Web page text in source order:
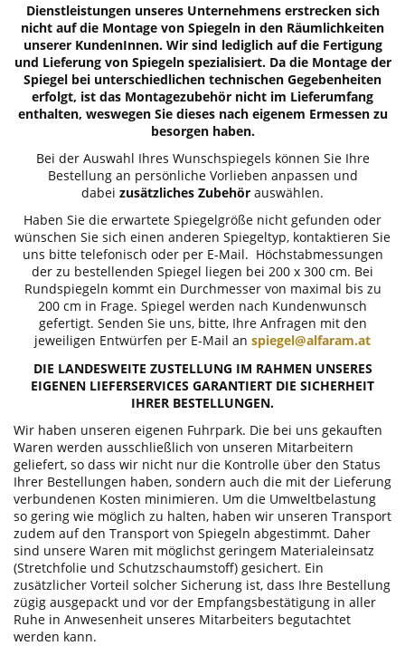
Dienstleistungen unseres Unternehmens erstrecken sich
nicht auf die Montage von Spiegeln in den Räumlichkeiten
unserer KundenInnen. Wir sind lediglich auf die Fertigung
und Lieferung von Spiegeln spezialisiert. Da die Montage der
Spiegel bei unterschiedlichen technischen Gegebenheiten
erfolgt, ist das Montagezubehör nicht im Lieferumfang
enthalten, weswegen Sie dieses nach eigenem Ermessen zu
besorgen haben.
Bei der Auswahl Ihres Wunschspiegels können Sie Ihre
Bestellung an persönliche Vorlieben anpassen und
dabei zusätzliches Zubehör auswählen.
Haben Sie die erwartete Spiegelgröße nicht gefunden oder
wünschen Sie sich einen anderen Spiegeltyp, kontaktieren Sie
uns bitte telefonisch oder per E-Mail. Höchstabmessungen
der zu bestellenden Spiegel liegen bei 200 x 300 cm. Bei
Rundspiegeln kommt ein Durchmesser von maximal bis zu
200 cm in Frage. Spiegel werden nach Kundenwunsch
gefertigt. Senden Sie uns, bitte, Ihre Anfragen mit den
jeweiligen Entwürfen per E-Mail an spiegel@alfaram.at
DIE LANDESWEITE ZUSTELLUNG IM RAHMEN UNSERES
EIGENEN LIEFERSERVICES GARANTIERT DIE SICHERHEIT
IHRER BESTELLUNGEN.
Wir haben unseren eigenen Fuhrpark. Die bei uns gekauften
Waren werden ausschließlich von unseren Mitarbeitern
geliefert, so dass wir nicht nur die Kontrolle über den Status
Ihrer Bestellungen haben, sondern auch die mit der Lieferung
verbundenen Kosten minimieren. Um die Umweltbelastung
so gering wie möglich zu halten, haben wir unseren Transport
zudem auf den Transport von Spiegeln abgestimmt. Daher
sind unsere Waren mit möglichst geringem Materialeinsatz
(Stretchfolie und Schutzschaumstoff) gesichert. Ein
zusätzlicher Vorteil solcher Sicherung ist, dass Ihre Bestellung
zügig ausgepackt und vor der Empfangsbestätigung in aller
Ruhe in Anwesenheit unseres Mitarbeiters begutachtet
werden kann.